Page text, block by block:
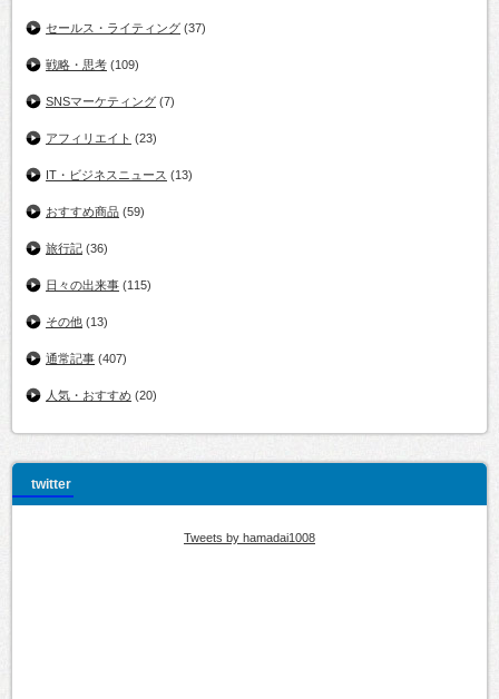
セールス・ライティング (37)
戦略・思考 (109)
SNSマーケティング (7)
アフィリエイト (23)
IT・ビジネスニュース (13)
おすすめ商品 (59)
旅行記 (36)
日々の出来事 (115)
その他 (13)
通常記事 (407)
人気・おすすめ (20)
twitter
Tweets by hamadai1008